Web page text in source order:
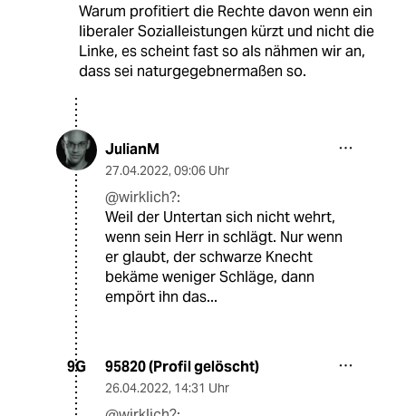
Warum profitiert die Rechte davon wenn ein
liberaler Sozialleistungen kürzt und nicht die
Linke, es scheint fast so als nähmen wir an,
dass sei naturgegebnermaßen so.
JulianM
27.04.2022, 09:06 Uhr
@wirklich?:
Weil der Untertan sich nicht wehrt,
wenn sein Herr in schlägt. Nur wenn
er glaubt, der schwarze Knecht
bekäme weniger Schläge, dann
empört ihn das...
9G 95820 (Profil gelöscht)
26.04.2022, 14:31 Uhr